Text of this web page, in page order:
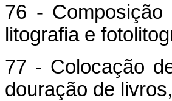
76 - Composição
litografia e
77 - Colocação
douração de